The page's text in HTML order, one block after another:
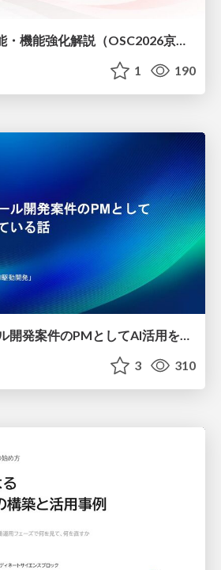
Redmine 7.0 新機能・機能強化解説（OSC2026京都ダイジェスト版）
1 190
ウォーターフォール開発案件のPMとしてAI活用を模索している話
3 310